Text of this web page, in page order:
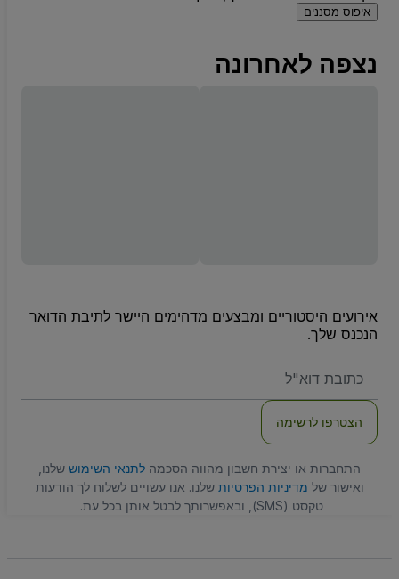
איפוס מסננים
נצפה לאחרונה
אירועים היסטוריים ומבצעים מדהימים היישר לתיבת הדואר
הנכנס שלך.
שלכם
הצטרפו לרשימה
התחברות או יצירת חשבון מהווה הסכמה לתנאי השימוש שלנו,
ואישור של מדיניות הפרטיות שלנו. אנו עשויים לשלוח לך הודעות
טקסט (SMS), ובאפשרותך לבטל אותן בכל עת.